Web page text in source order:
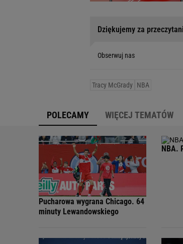
Dziękujemy za
Obserwuj nas
Tracy McGrady NBA
POLECAMY WIĘCEJ TEMATÓW
Pucharowa wygrana Chicago. 64
minuty Lewandowskiego
NBA.